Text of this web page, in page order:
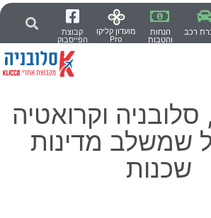
רכב הנחות
והטבות
מועדון קליקו
Pro
קבוצת
הפייסבוק
וקרואטיה
שמשלב מדינות
שכנות